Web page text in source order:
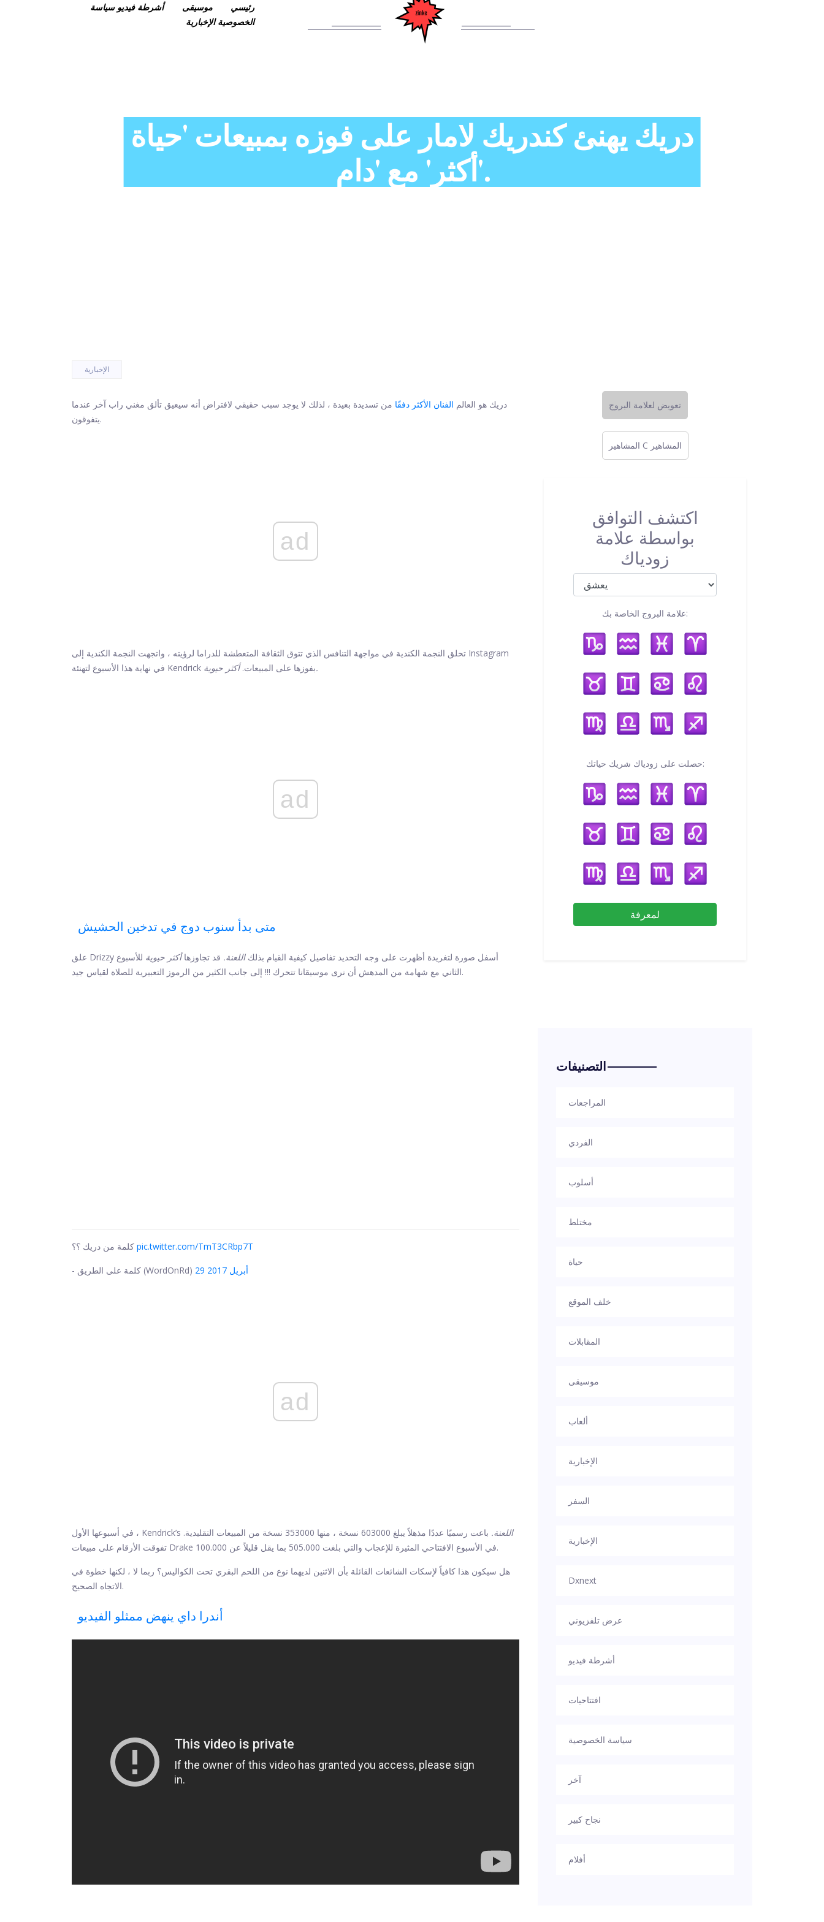
رئيسي موسيقى أشرطة فيديو سياسة
الخصوصية الإخبارية
دريك يهنئ كندريك لامار على فوزه بمبيعات 'حياة
أكثر' مع 'دام'.
الإخبارية
دريك هو العالم الفنان الأكثر دفقًا من تسديدة بعيدة ، لذلك لا يوجد سبب حقيقي لافتراض أنه سيعيق تألق مغني راب آخر عندما
يتفوقون.
ad
تحلق النجمة الكندية في مواجهة التنافس الذي تتوق الثقافة المتعطشة للدراما لرؤيته ، واتجهت النجمة الكندية إلى Instagram
في نهاية هذا الأسبوع لتهنئة Kendrick بفوزها على المبيعات.أكثر حيوية.
ad
متى بدأ سنوب دوج في تدخين الحشيش
علق Drizzy أسفل صورة لتغريدة أظهرت على وجه التحديد تفاصيل كيفية القيام بذلكاللعنة. قد تجاوزهاأكثر حيوية للأسبوع
الثانيمع شهامة من المدهش أن نرى موسيقانا تتحرك !!! إلى جانب الكثير من الرموز التعبيرية للصلاة لقياس جيد.
pic.twitter.com/TmT3CRbp7T
- كلمة على الطريق (WordOnRd) 29 أبريل 2017
ad
في أسبوعها الأول ، Kendrick’s اللعنة.
باعت رسميًا عددًا مذهلاً يبلغ 603000 نسخة ، منها 353000 نسخة من المبيعات التقليدية.
تفوقت الأرقام على مبيعات Drake في الأسبوع الافتتاحي المثيرة للإعجاب والتي بلغت 505.000 بما يقل قليلاً عن 100.000.
هل سيكون هذا كافياً لإسكات الشائعات القائلة بأن الاثنين لديهما نوع من اللحم البقري تحت الكواليس؟ ربما لا ، لكنها خطوة في
الاتجاه الصحيح.
أندرا داي ينهض ممثلو الفيديو
تعويض لعلامة البروج
المشاهير C المشاهير
اكتشف التوافق
بواسطة علامة
زودياك
علامة البروج الخاصة بك:
حصلت على زودياك شريك حياتك:
لمعرفة
التصنيفات
المراجعات
الفردي
أسلوب
مختلط
حياة
خلف الموقع
المقابلات
موسيقى
ألعاب
الإخبارية
السفر
الإخبارية
Dxnext
عرض تلفزيوني
أشرطة فيديو
افتتاحيات
سياسة الخصوصية
آخر
نجاح كبير
أفلام